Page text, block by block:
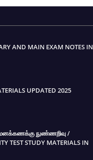
AND MAIN EXAM NOTES IN
UPDATED 2025
மனக்கணக்கு நுண்ணறிவு /
TEST STUDY MATERIALS IN